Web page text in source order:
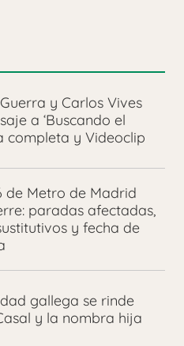
y Carlos Vives
a ‘Buscando el
completa y Videoclip
de Metro de Madrid
paradas afectadas,
y fecha de
gallega se rinde
y la nombra hija